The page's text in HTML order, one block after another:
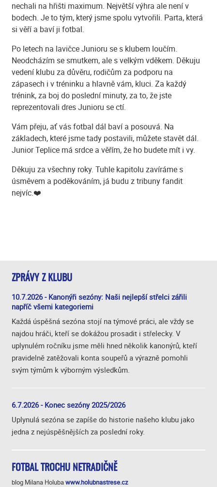
nechali na hřišti maximum. Největší výhra ale není v
bodech. Je to tým, který jsme spolu vytvořili. Parta, která
si věří a baví ji fotbal.
Po letech na lavičce Junioru se s klubem loučím.
Neodcházím se smutkem, ale s velkým vděkem. Děkuju
vedení klubu za důvěru, rodičům za podporu na
zápasech i v tréninku a hlavně vám, kluci. Za každý
trénink, za boj do poslední minuty, za to, že jste
reprezentovali dres Junioru se ctí.
Vám přeju, ať vás fotbal dál baví a posouvá. Na
základech, které jsme tady postavili, můžete stavět dál.
Junior Teplice má srdce a věřím, že ho budete mít i vy.
Děkuju za všechny roky. Tuhle kapitolu zavíráme s
úsměvem a poděkováním, já budu z tribuny fandit
nejvíc.❤️
ZPRÁVY Z KLUBU
10.7.2026 - Kanonýři sezóny: Naši nejlepší střelci zářili
napříč všemi kategoriemi
Každá úspěšná sezóna stojí na týmové práci, ale vždy se
najdou hráči, kteří se dokážou prosadit i střelecky. V
uplynulém ročníku jsme měli hned několik kanonýrů, kteří
pravidelně zatěžovali konta soupeřů a výrazně pomohli
svým týmům k výborným výsledkům.
6.7.2026 - Konec sezóny 2025/2026
Uplynulá sezóna se zapíše do historie našeho klubu jako
jedna z nejúspěšnějších za poslední roky.
FOTBAL TROCHU NETRADIČNĚ
blog Milana Holubawww.holubnastrese.cz